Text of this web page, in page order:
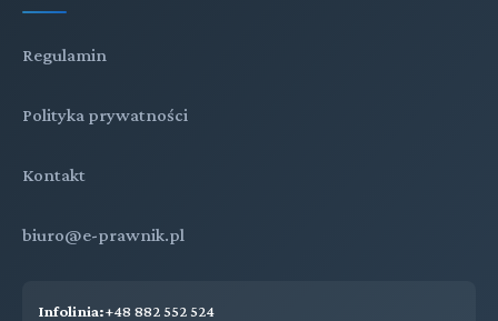
Regulamin
Polityka prywatności
Kontakt
biuro@e-prawnik.pl
Infolinia:+48 882 552 524